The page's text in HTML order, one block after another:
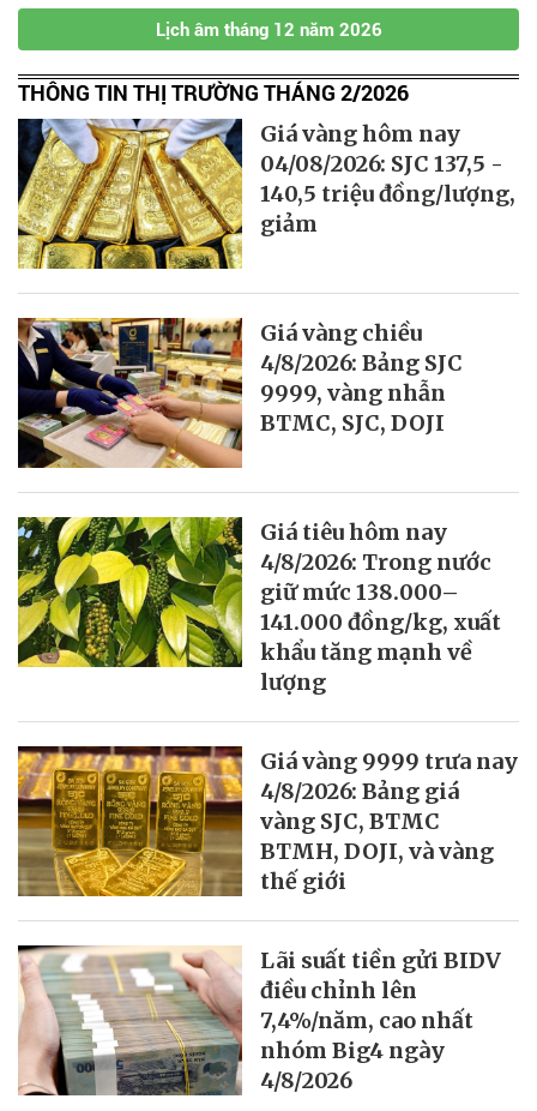
Lịch âm tháng 12 năm 2026
THÔNG TIN THỊ TRƯỜNG THÁNG 2/2026
Giá vàng hôm nay
04/08/2026: SJC 137,5 -
140,5 triệu đồng/lượng,
giảm
Giá vàng chiều
4/8/2026: Bảng SJC
9999, vàng nhẫn
BTMC, SJC, DOJI
Giá tiêu hôm nay
4/8/2026: Trong nước
giữ mức 138.000–
141.000 đồng/kg, xuất
khẩu tăng mạnh về
lượng
Giá vàng 9999 trưa nay
4/8/2026: Bảng giá
vàng SJC, BTMC
BTMH, DOJI, và vàng
thế giới
Lãi suất tiền gửi BIDV
điều chỉnh lên
7,4%/năm, cao nhất
nhóm Big4 ngày
4/8/2026